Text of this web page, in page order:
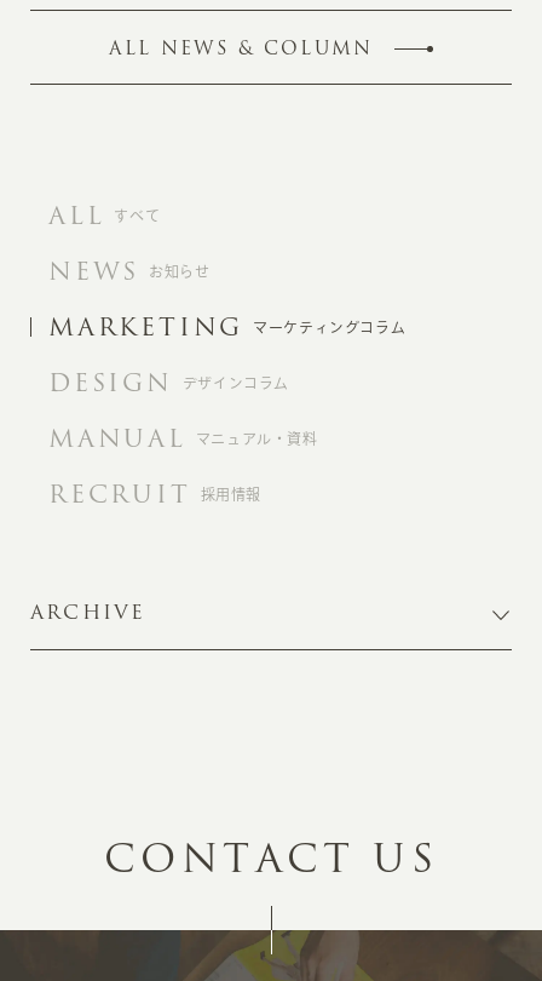
ALL NEWS & COLUMN
ALL すべて
NEWS お知らせ
MARKETING マーケティングコラム
DESIGN デザインコラム
MANUAL マニュアル・資料
RECRUIT 採用情報
ARCHIVE
CONTACT US